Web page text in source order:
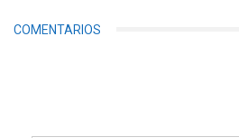
COMENTARIOS